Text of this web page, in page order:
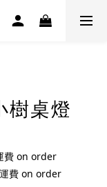
樹桌燈
費 on order
費 on order